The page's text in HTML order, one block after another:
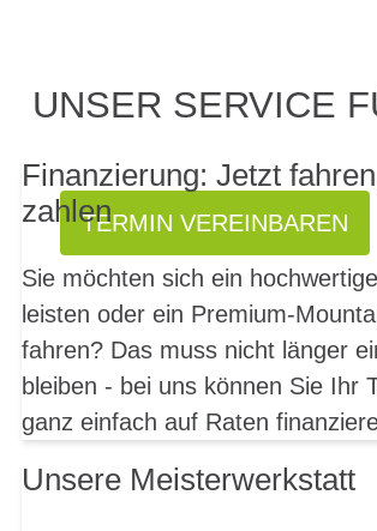
PROBEFAHRT?
TERMIN VEREINBAREN
UNSER SERVICE
Finanzierung: Jetzt
zahlen
Sie möchten sich ein
leisten oder ein Premium-
fahren? Das muss nicht länger
bleiben - bei uns können Sie Ihr
ganz einfach auf Raten
Unsere Meisterwerkstatt